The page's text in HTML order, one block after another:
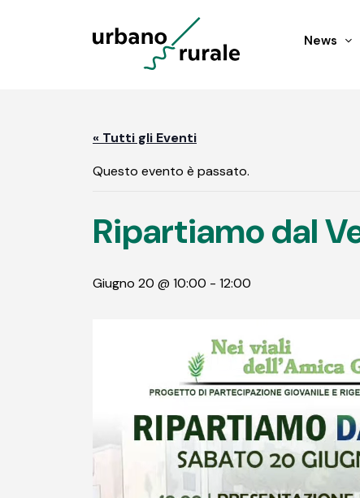
News
« Tutti gli Eventi
Questo evento è passato.
Ripartiamo dal
Giugno 20 @ 10:00 - 12:00